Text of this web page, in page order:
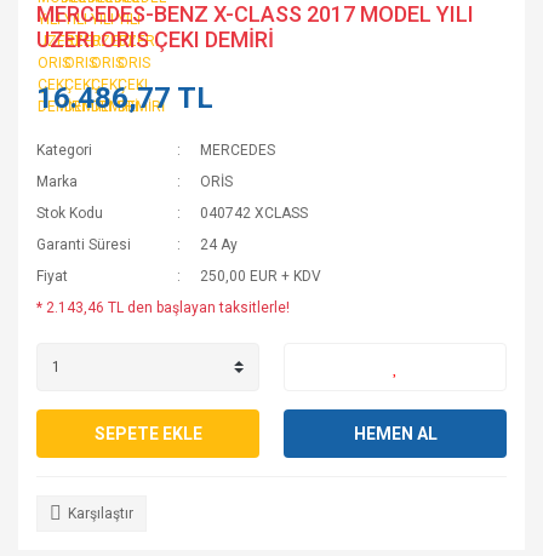
MERCEDES-BENZ X-CLASS 2017 MODEL YILI
UZERI ORIS ÇEKI DEMİRİ
16.486,77 TL
Kategori
MERCEDES
Marka
ORİS
Stok Kodu
040742 XCLASS
Garanti Süresi
24 Ay
Fiyat
250,00 EUR + KDV
* 2.143,46 TL den başlayan taksitlerle!
SEPETE EKLE HEMEN AL
Karşılaştır